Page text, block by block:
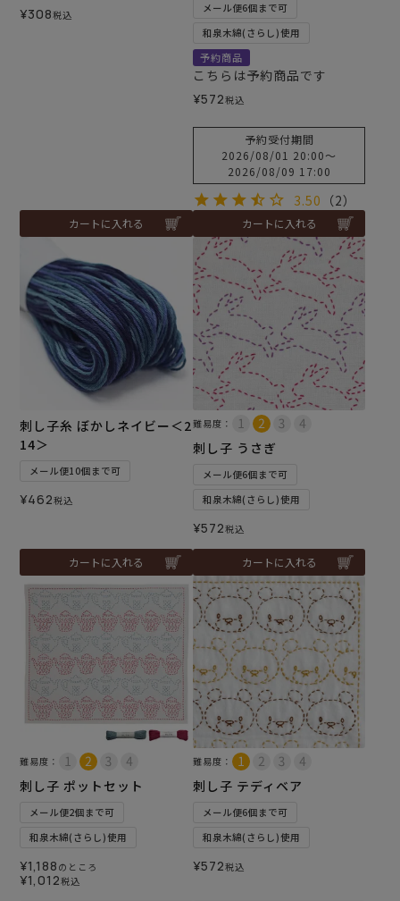
¥308税込
カートに入れる
メール便6個まで可
和泉木綿(さらし)使用
予約商品
こちらは予約商品です
¥572税込
予約受付期間
2026/08/01 20:00〜
2026/08/09 17:00
3.50 （2）
カートに入れる
刺し子糸 ぼかしネイビー＜2
14＞
メール便10個まで可
¥462税込
カートに入れる
難易度：
刺し子 うさぎ
メール便6個まで可
和泉木綿(さらし)使用
¥572税込
カートに入れる
難易度：
刺し子 ポットセット
メール便2個まで可
和泉木綿(さらし)使用
¥1,188 のところ
¥1,012税込
難易度：
刺し子 テディベア
メール便6個まで可
和泉木綿(さらし)使用
¥572税込